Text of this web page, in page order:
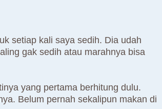
setiap kali saya sedih. Dia udah
gak sedih atau marahnya bisa
yang pertama berhitung dulu.
Belum pernah sekalipun makan di